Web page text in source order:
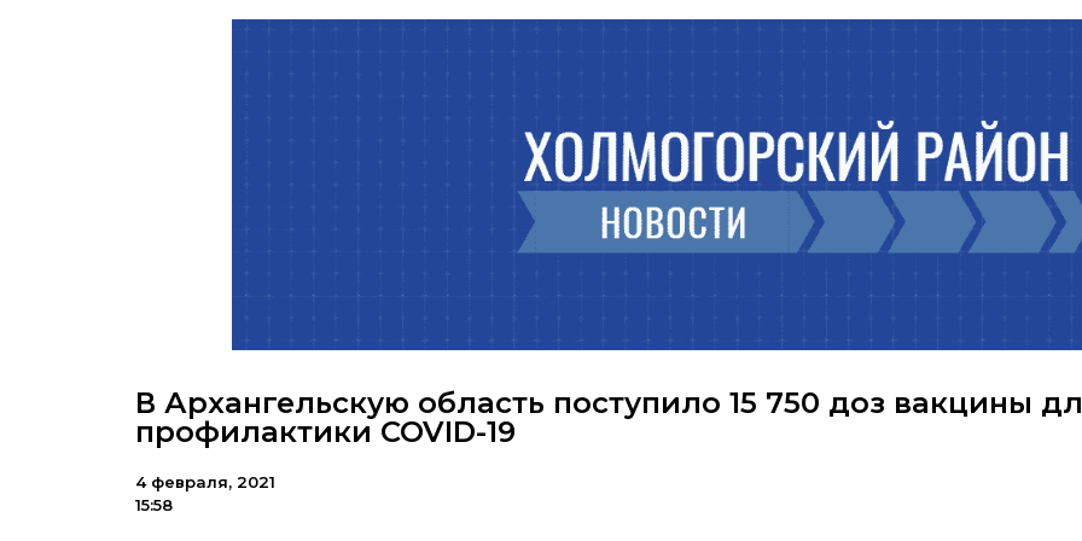
В Архангельскую область поступило 15 750 доз вакцины
профилактики COVID-19
4 февраля, 2021
15:58